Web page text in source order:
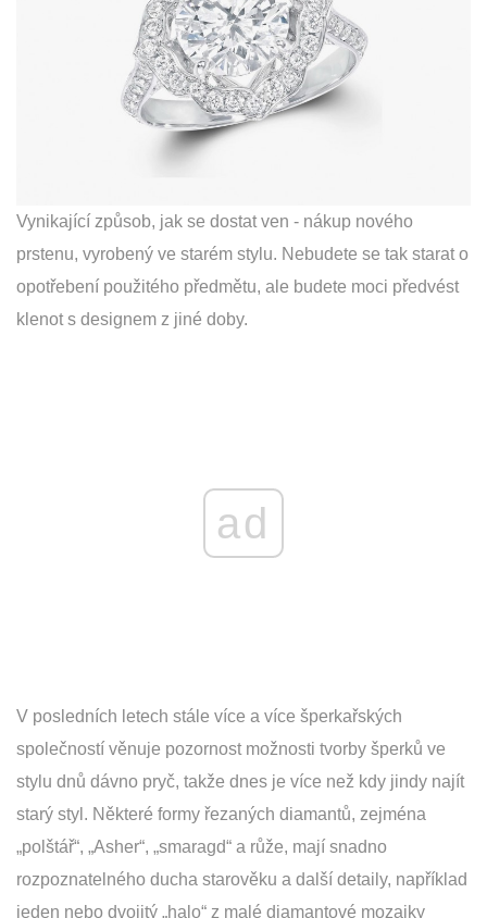
Vynikající způsob, jak se dostat ven - nákup nového
prstenu, vyrobený ve starém stylu. Nebudete se tak starat o
opotřebení použitého předmětu, ale budete moci předvést
klenot s designem z jiné doby.
ad
V posledních letech stále více a více šperkařských
společností věnuje pozornost možnosti tvorby šperků ve
stylu dnů dávno pryč, takže dnes je více než kdy jindy najít
starý styl. Některé formy řezaných diamantů, zejména
„polštář“, „Asher“, „smaragd“ a růže, mají snadno
rozpoznatelného ducha starověku a další detaily, například
jeden nebo dvojitý „halo“ z malé diamantové mozaiky